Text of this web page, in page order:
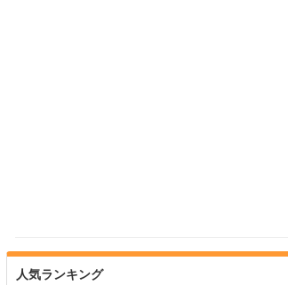
人気ランキング